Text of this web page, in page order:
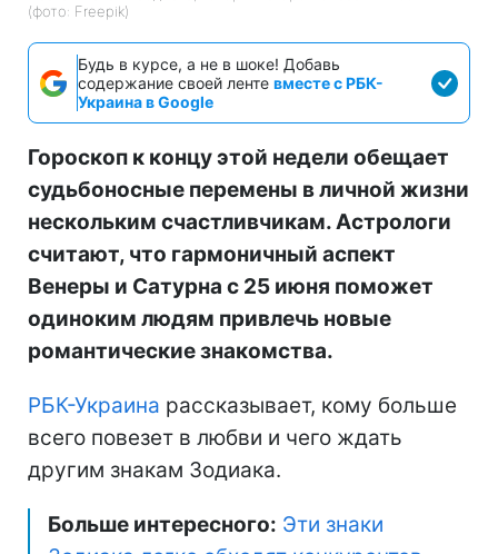
(фото: Freepik)
Будь в курсе, а не в шоке! Добавь
содержание своей ленте вместе с РБК-
Украина в Google
Гороскоп к концу этой недели обещает
судьбоносные перемены в личной жизни
нескольким счастливчикам. Астрологи
считают, что гармоничный аспект
Венеры и Сатурна с 25 июня поможет
одиноким людям привлечь новые
романтические знакомства.
РБК-Украина рассказывает, кому больше
всего повезет в любви и чего ждать
другим знакам Зодиака.
Больше интересного: Эти знаки